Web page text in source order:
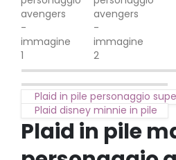
Plaid in pile personaggio
Plaid disney minnie in pile
Plaid in pile